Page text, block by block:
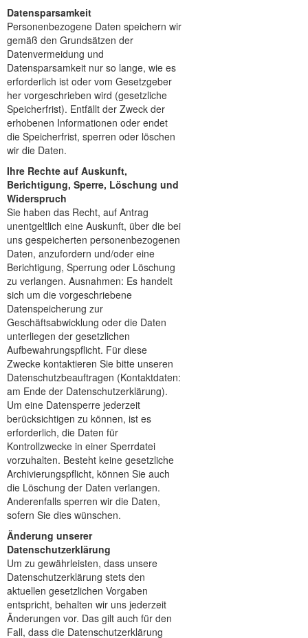
Datensparsamkeit
Personenbezogene Daten speichern wir
gemäß den Grundsätzen der
Datenvermeidung und
Datensparsamkeit nur so lange, wie es
erforderlich ist oder vom Gesetzgeber
her vorgeschrieben wird (gesetzliche
Speicherfrist). Entfällt der Zweck der
erhobenen Informationen oder endet
die Speicherfrist, sperren oder löschen
wir die Daten.
Ihre Rechte auf Auskunft,
Berichtigung, Sperre, Löschung und
Widerspruch
Sie haben das Recht, auf Antrag
unentgeltlich eine Auskunft, über die bei
uns gespeicherten personenbezogenen
Daten, anzufordern und/oder eine
Berichtigung, Sperrung oder Löschung
zu verlangen. Ausnahmen: Es handelt
sich um die vorgeschriebene
Datenspeicherung zur
Geschäftsabwicklung oder die Daten
unterliegen der gesetzlichen
Aufbewahrungspflicht. Für diese
Zwecke kontaktieren Sie bitte unseren
Datenschutzbeauftragen (Kontaktdaten:
am Ende der Datenschutzerklärung).
Um eine Datensperre jederzeit
berücksichtigen zu können, ist es
erforderlich, die Daten für
Kontrollzwecke in einer Sperrdatei
vorzuhalten. Besteht keine gesetzliche
Archivierungspflicht, können Sie auch
die Löschung der Daten verlangen.
Anderenfalls sperren wir die Daten,
sofern Sie dies wünschen.
Änderung unserer
Datenschutzerklärung
Um zu gewährleisten, dass unsere
Datenschutzerklärung stets den
aktuellen gesetzlichen Vorgaben
entspricht, behalten wir uns jederzeit
Änderungen vor. Das gilt auch für den
Fall, dass die Datenschutzerklärung